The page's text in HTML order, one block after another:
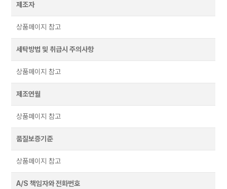
제조자
상품페이지 참고
세탁방법 및 취급시 주의사항
상품페이지 참고
제조연월
상품페이지 참고
품질보증기준
상품페이지 참고
A/S 책임자와 전화번호